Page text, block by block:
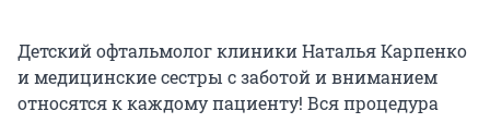
Детский офтальмолог клиники Наталья Карпенко
и медицинские сестры с заботой и вниманием
относятся к каждому пациенту! Вся процедура